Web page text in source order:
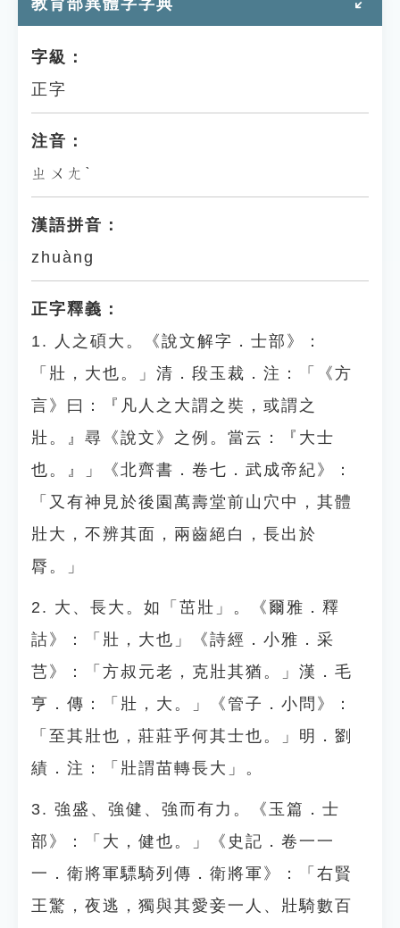
教育部異體字字典
字級：
正字
注音：
ㄓㄨㄤˋ
漢語拼音：
zhuàng
正字釋義：
1. 人之碩大。《說文解字．士部》：
「壯，大也。」清．段玉裁．注：「《方
言》曰：『凡人之大謂之奘，或謂之
壯。』尋《說文》之例。當云：『大士
也。』」《北齊書．卷七．武成帝紀》：
「又有神見於後園萬壽堂前山穴中，其體
壯大，不辨其面，兩齒絕白，長出於
脣。」
2. 大、長大。如「茁壯」。《爾雅．釋
詁》：「壯，大也」《詩經．小雅．采
芑》：「方叔元老，克壯其猶。」漢．毛
亨．傳：「壯，大。」《管子．小問》：
「至其壯也，莊莊乎何其士也。」明．劉
績．注：「壯謂苗轉長大」。
3. 強盛、強健、強而有力。《玉篇．士
部》：「大，健也。」《史記．卷一一
一．衛將軍驃騎列傳．衛將軍》：「右賢
王驚，夜逃，獨與其愛妾一人、壯騎數百